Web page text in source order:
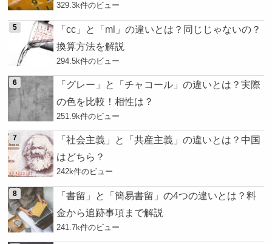
329.3k件のビュー
「cc」と「ml」の違いとは？同じじゃないの？
換算方法を解説
294.5k件のビュー
「グレー」と「チャコール」の違いとは？実際
の色を比較！相性は？
251.9k件のビュー
「社会主義」と「共産主義」の違いとは？中国
はどちら？
242k件のビュー
「書留」と「簡易書留」の4つの違いとは？料
金から追跡事項まで解説
241.7k件のビュー